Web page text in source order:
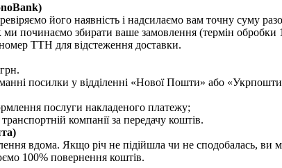
його наявність і надсилаємо вам точну суму
ми починаємо збирати ваше замовлення (термін обробки
ТТН для відстеження доставки.
посилки у відділенні «Нової Пошти» або
послуги накладеного платежу;
компанії за передачу коштів.
вдома. Якщо річ не підійшла чи не сподобалась,
100% повернення коштів.